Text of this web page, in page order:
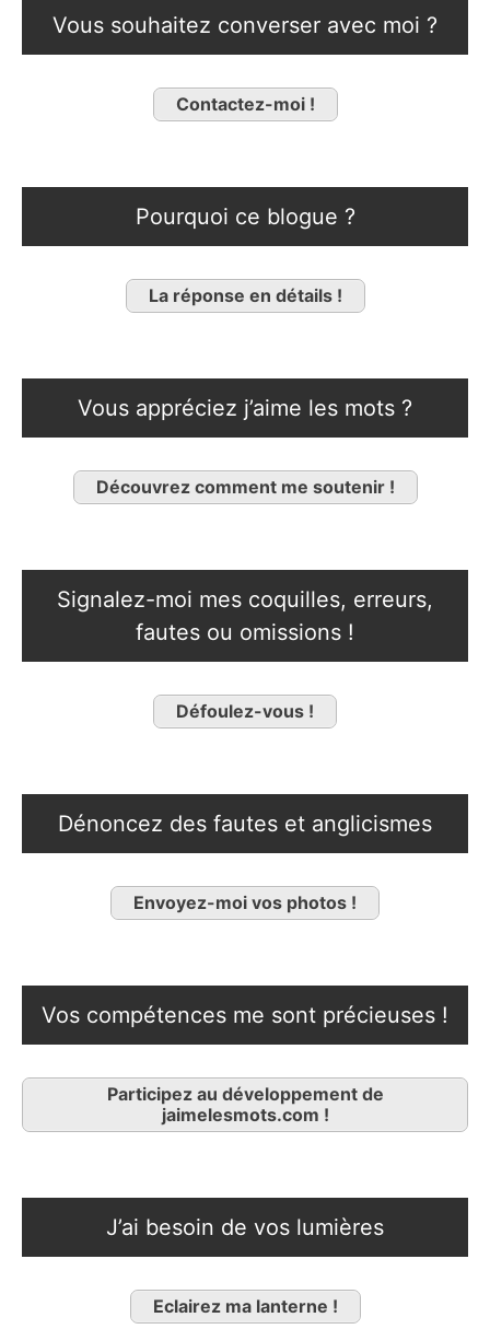
Vous souhaitez converser avec moi ?
Contactez-moi !
Pourquoi ce blogue ?
La réponse en détails !
Vous appréciez j’aime les mots ?
Découvrez comment me soutenir !
Signalez-moi mes coquilles, erreurs,
fautes ou omissions !
Défoulez-vous !
Dénoncez des fautes et anglicismes
Envoyez-moi vos photos !
Vos compétences me sont précieuses !
Participez au développement de
jaimelesmots.com !
J’ai besoin de vos lumières
Eclairez ma lanterne !